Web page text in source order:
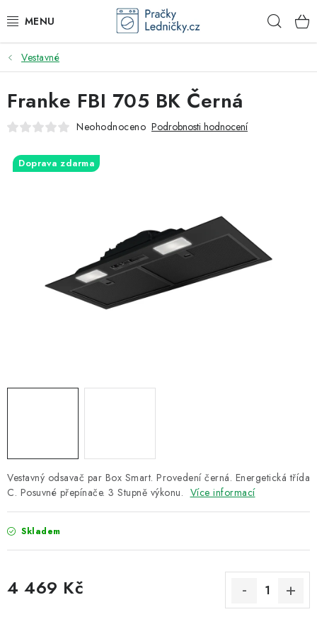
na
DODAVATEL
VESTAVNÉ SPOTŘEBIČE
VOLNĚ STOJÍCÍ SPOTŘEBIČE
DŘEZY A BATERIE
GASTRO
Vestavné
Vestavný odsavač par Box Smart. Provedení černá. Energetická třída
C. Posuvné přepínače. 3 Stupně výkonu. Více informací
Skladem
4 469 Kč
Franke FBI 705 BK Černá
Neohodnoceno Podrobnosti hodnocení
Doprava zdarma